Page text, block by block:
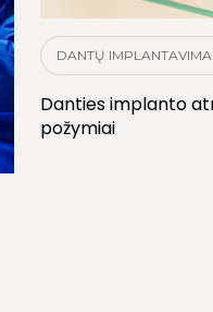
DANTŲ
Danties implanto
požymiai